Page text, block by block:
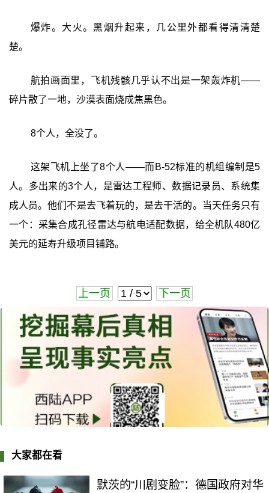
爆炸。大火。黑烟升起来，几公里外都看得清清楚
楚。
航拍画面里，飞机残骸几乎认不出是一架轰炸机——
碎片散了一地，沙漠表面烧成焦黑色。
8个人，全没了。
这架飞机上坐了8个人——而B-52标准的机组编制是5
人。多出来的3个人，是雷达工程师、数据记录员、系统集
成人员。他们不是去飞着玩的，是去干活的。当天任务只有
一个：采集合成孔径雷达与航电适配数据，给全机队480亿
美元的延寿升级项目铺路。
上一页 下一页
大家都在看
默茨的“川剧变脸”：德国政府对华